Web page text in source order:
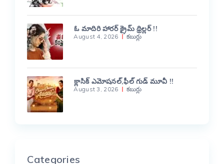
ఓ మాదిరి హారర్ క్రైమ్ థ్రిల్లర్ !!
August 4, 2026 కబుర్లు
క్లాసిక్ ఎమోషనల్,ఫీల్ గుడ్ మూవీ !!
August 3, 2026 కబుర్లు
Categories